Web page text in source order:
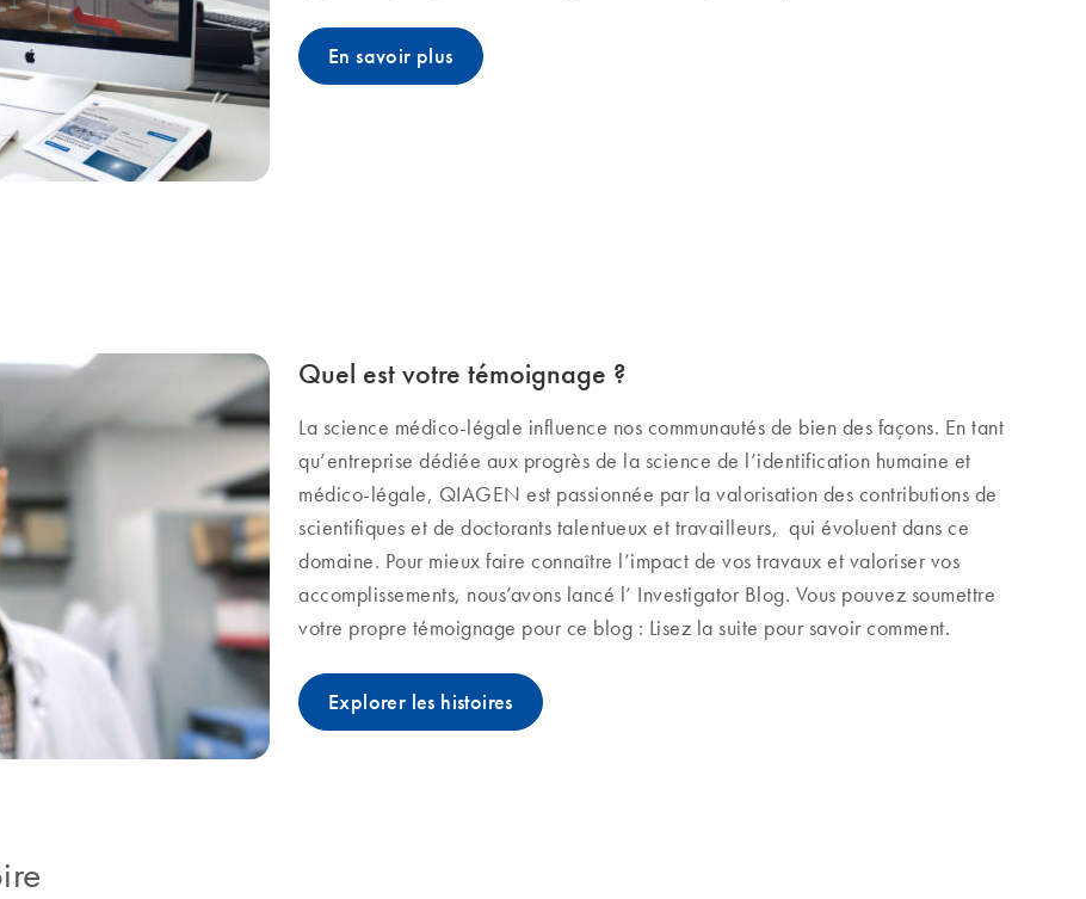
En savoir plus
Quel est votre témoignage ?
La science médico-légale influence nos communautés de bien des façons. En tant
qu’entreprise dédiée aux progrès de la science de l’identification humaine et
médico-légale, QIAGEN est passionnée par la valorisation des contributions de
scientifiques et de doctorants talentueux et travailleurs, qui évoluent dans ce
domaine. Pour mieux faire connaître l’impact de vos travaux et valoriser vos
accomplissements, nous’avons lancé l’ Investigator Blog. Vous pouvez soumettre
votre propre témoignage pour ce blog : Lisez la suite pour savoir comment.
Explorer les histoires